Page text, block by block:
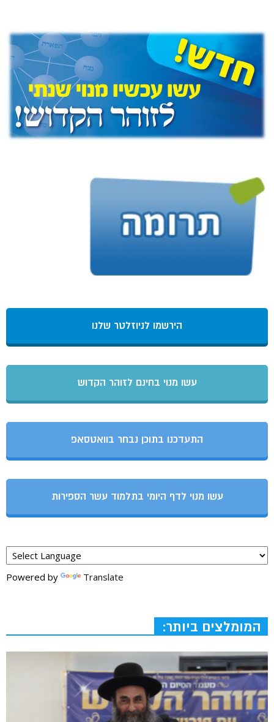
הירשמו לניוזלטר שלנו
עשו מנוי בחינם לזוהר הקדוש
התעדכנו בתוכן נבחר בוואטסאפ
עשו מנוי לדף היומי בתלמוד עשר הספירות
Powered by Translate
המומלצים ביותר: